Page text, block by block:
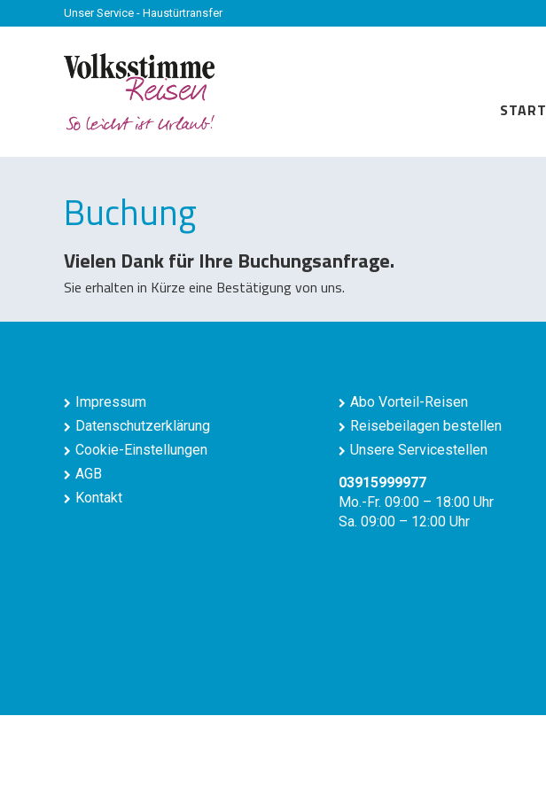
Unser Service - Haustürtransfer
START
Buchung
Vielen Dank für Ihre Buchungsanfrage.
Sie erhalten in Kürze eine Bestätigung von uns.
Impressum
Datenschutzerklärung
Cookie-Einstellungen
AGB
Kontakt
Abo Vorteil-Reisen
Reisebeilagen bestellen
Unsere Servicestellen
03915999977
Mo.-Fr. 09:00 – 18:00 Uhr
Sa. 09:00 – 12:00 Uhr